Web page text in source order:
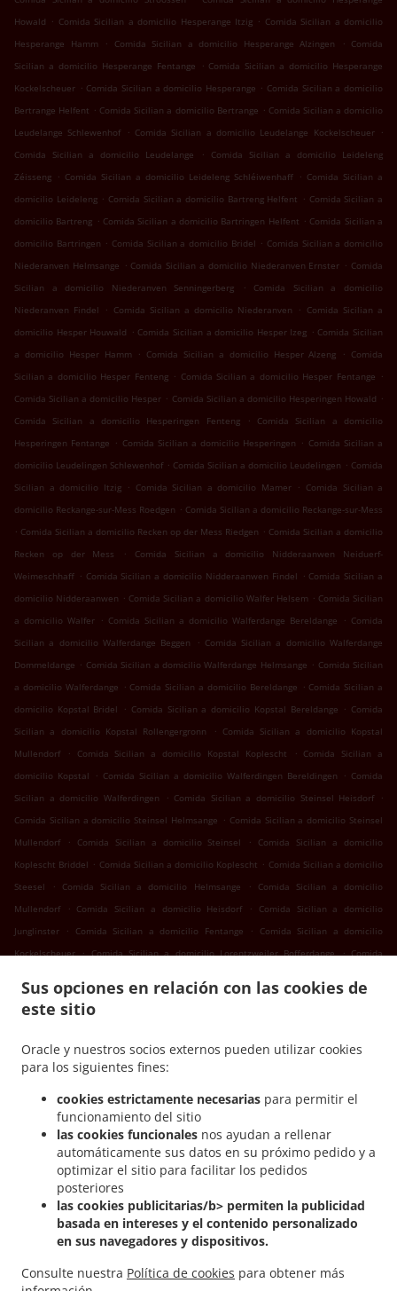
Sus opciones en relación con las cookies de
este sitio
Oracle y nuestros socios externos pueden utilizar cookies
para los siguientes fines:
cookies estrictamente necesarias para permitir el
funcionamiento del sitio
las cookies funcionales nos ayudan a rellenar
automáticamente sus datos en su próximo pedido y a
optimizar el sitio para facilitar los pedidos
posteriores
las cookies publicitarias/b> permiten la publicidad
basada en intereses y el contenido personalizado
en sus navegadores y dispositivos.
Consulte nuestra Política de cookies para obtener más
Howald . Comida Sicilian a domicilio Hesperange Itzig . Comida Sicilian a domicilio
Hesperange Hamm
. Comida Sicilian a domicilio Hesperange Alzingen . Comida
Sicilian a domicilio Hesperange Fentange
. Comida Sicilian a domicilio Hesperange
Kockelscheuer . Comida Sicilian a domicilio Hesperange . Comida Sicilian a domicilio
Bertrange Helfent . Comida Sicilian a domicilio Bertrange . Comida Sicilian a domicilio
Leudelange Schlewenhof
. Comida Sicilian a domicilio Leudelange Kockelscheuer .
Comida Sicilian a domicilio Leudelange
.
Comida Sicilian a domicilio Leideleng
Zéisseng . Comida Sicilian a domicilio Leideleng Schléiwenhaff . Comida Sicilian a
domicilio Leideleng . Comida Sicilian a domicilio Bartreng Helfent . Comida Sicilian a
domicilio Bartreng . Comida Sicilian a domicilio Bartringen Helfent . Comida Sicilian a
domicilio Bartringen . Comida Sicilian a domicilio Bridel . Comida Sicilian a domicilio
Niederanven Helmsange . Comida Sicilian a domicilio Niederanven Ernster . Comida
Sicilian a domicilio Niederanven Senningerberg
.
Comida Sicilian a domicilio
Niederanven Findel
. Comida Sicilian a domicilio Niederanven . Comida Sicilian a
domicilio Hesper Houwald . Comida Sicilian a domicilio Hesper Izeg . Comida Sicilian
a domicilio Hesper Hamm
. Comida Sicilian a domicilio Hesper Alzeng . Comida
Sicilian a domicilio Hesper Fenteng . Comida Sicilian a domicilio Hesper Fentange .
Comida Sicilian a domicilio Hesper . Comida Sicilian a domicilio Hesperingen Howald .
Comida Sicilian a domicilio Hesperingen Fenteng
.
Comida Sicilian a domicilio
Hesperingen Fentange . Comida Sicilian a domicilio Hesperingen . Comida Sicilian a
domicilio Leudelingen Schlewenhof . Comida Sicilian a domicilio Leudelingen . Comida
Sicilian a domicilio Itzig . Comida Sicilian a domicilio Mamer . Comida Sicilian a
domicilio Reckange-sur-Mess Roedgen . Comida Sicilian a domicilio Reckange-sur-Mess
. Comida Sicilian a domicilio Recken op der Mess Riedgen . Comida Sicilian a domicilio
Recken op der Mess
.
Comida Sicilian a domicilio Nidderaanwen Neiduerf-
Weimeschhaff . Comida Sicilian a domicilio Nidderaanwen Findel . Comida Sicilian a
domicilio Nidderaanwen . Comida Sicilian a domicilio Walfer Helsem . Comida Sicilian
a domicilio Walfer . Comida Sicilian a domicilio Walferdange Bereldange . Comida
Sicilian a domicilio Walferdange Beggen
. Comida Sicilian a domicilio Walferdange
Dommeldange . Comida Sicilian a domicilio Walferdange Helmsange . Comida Sicilian
a domicilio Walferdange . Comida Sicilian a domicilio Bereldange . Comida Sicilian a
domicilio Kopstal Bridel
. Comida Sicilian a domicilio Kopstal Bereldange . Comida
Sicilian a domicilio Kopstal Rollengergronn
. Comida Sicilian a domicilio Kopstal
Mullendorf
. Comida Sicilian a domicilio Kopstal Koplescht . Comida Sicilian a
domicilio Kopstal
. Comida Sicilian a domicilio Walferdingen Bereldingen . Comida
Sicilian a domicilio Walferdingen
. Comida Sicilian a domicilio Steinsel Heisdorf
.
Comida Sicilian a domicilio Steinsel Helmsange . Comida Sicilian a domicilio Steinsel
Mullendorf
. Comida Sicilian a domicilio Steinsel .
Comida Sicilian a domicilio
Koplescht Briddel . Comida Sicilian a domicilio Koplescht . Comida Sicilian a domicilio
Steesel
. Comida Sicilian a domicilio Helmsange .
Comida Sicilian a domicilio
Mullendorf
. Comida Sicilian a domicilio Heisdorf .
Comida Sicilian a domicilio
Junglinster
. Comida Sicilian a domicilio Fentange .
Comida Sicilian a domicilio
Kockelscheuer
. Comida Sicilian a domicilio Lorentzweiler Bofferdange . Comida
Helmdange . Comida Sicilian a domicilio Lorentzweiler Hünsdorf . Comida Sicilian a
Comida Sicilian a domicilio Lorentzweiler
Comida Sicilian a domicilio Luerenzweiler
Boufer
Comida Sicilian a domicilio Luerenzweiler Hielem
. Comida Sicilian a domicilio Kehlen Brameschhaff
Sicilian a domicilio Kehlen
Comida Sicilian a domicilio Contern . Comida Sicilian a
domicilio Alzingen . Comida Sicilian a domicilio Findel Hamm . Comida Sicilian a
domicilio Findel . Comida Sicilian a domicilio Roeser Kockelscheuer
a domicilio Roeser Gasperich
Sicilian a domicilio Roeser Bivange
Comida Sicilian a domicilio Roeser Fentange
Comida Sicilian a domicilio Roeser . Comida Sicilian a domicilio Sandweiler Findel
Comida Sicilian a domicilio Hunsdorf .